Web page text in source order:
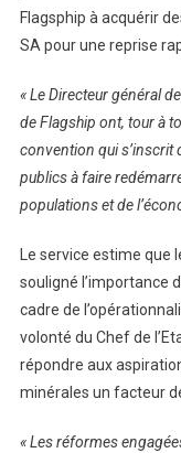
Flagsphip à acquérir
SA pour une reprise
« Le Directeur général
de Flagship ont, tour à
convention qui s’inscrit
publics à faire
populations et de
Le service estime que
souligné l’importance
cadre de
volonté du Chef de
répondre aux
minérales un facteur
« Les réformes